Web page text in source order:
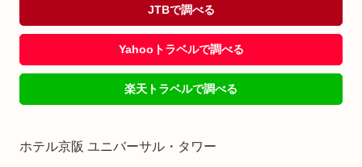
JTBで調べる
Yahooトラベルで調べる
楽天トラベルで調べる
ホテル京阪 ユニバーサル・タワー